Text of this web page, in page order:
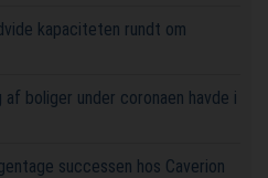
kapaciteten rundt om
boliger under coronaen havde i
successen hos Caverion